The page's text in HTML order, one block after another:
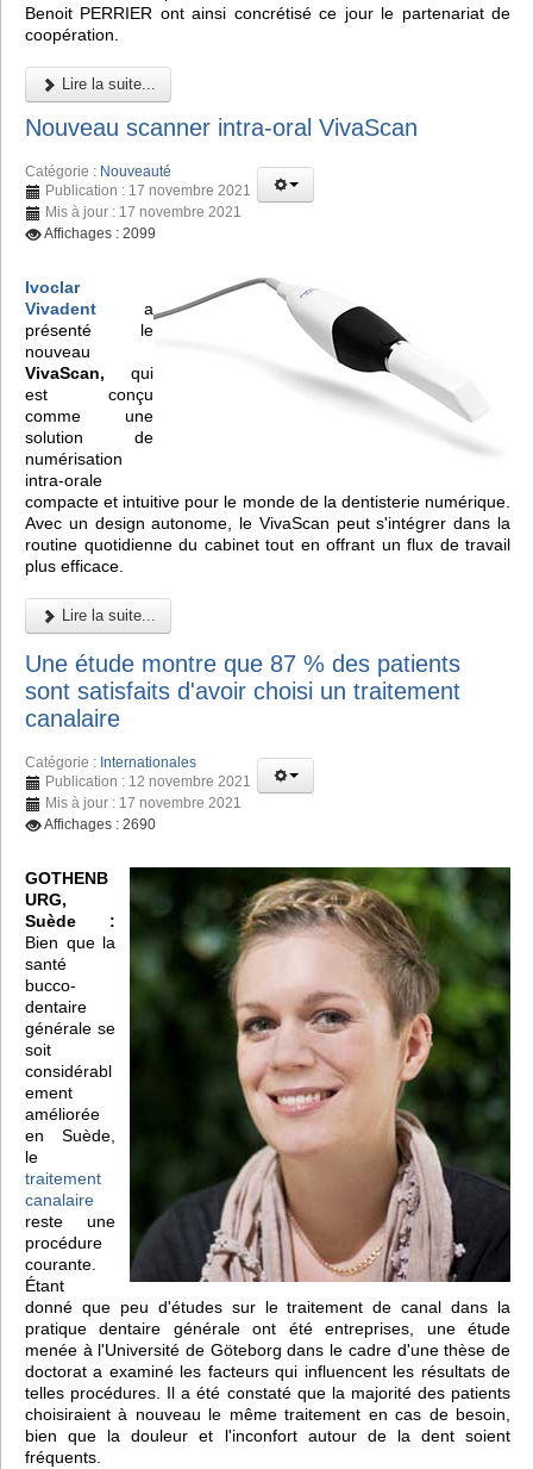
Benoit PERRIER ont ainsi concrétisé ce jour le partenariat de
coopération.
Lire la suite...
Nouveau scanner intra-oral VivaScan
Catégorie : Nouveauté
Publication : 17 novembre 2021
Mis à jour : 17 novembre 2021
Affichages : 2099
Ivoclar
Vivadent a
présenté le
nouveau
VivaScan, qui
est conçu
comme une
solution de
numérisation
intra-orale
compacte et intuitive pour le monde de la dentisterie numérique.
Avec un design autonome, le VivaScan peut s'intégrer dans la
routine quotidienne du cabinet tout en offrant un flux de travail
plus efficace.
Lire la suite...
Une étude montre que 87 % des patients
sont satisfaits d'avoir choisi un traitement
canalaire
Catégorie : Internationales
Publication : 12 novembre 2021
Mis à jour : 17 novembre 2021
Affichages : 2690
GOTHENB
URG,
Suède :
Bien que la
santé
bucco-
dentaire
générale se
soit
considérabl
ement
améliorée
en Suède,
le
traitement
canalaire
reste une
procédure
courante.
Étant
donné que peu d'études sur le traitement de canal dans la
pratique dentaire générale ont été entreprises, une étude
menée à l'Université de Göteborg dans le cadre d'une thèse de
doctorat a examiné les facteurs qui influencent les résultats de
telles procédures. Il a été constaté que la majorité des patients
choisiraient à nouveau le même traitement en cas de besoin,
bien que la douleur et l'inconfort autour de la dent soient
fréquents.